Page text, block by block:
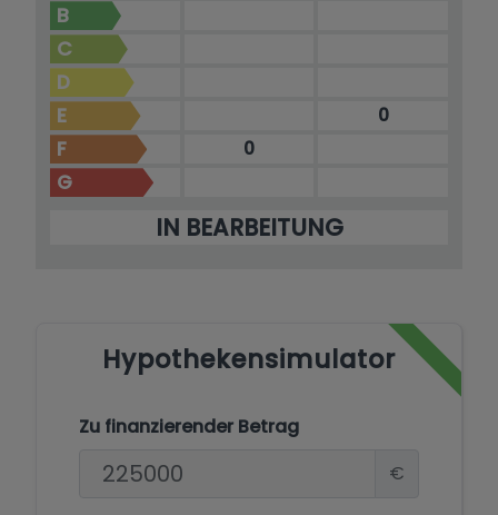
B
C
D
E
0
F 0
G
IN BEARBEITUNG
Hypothekensimulator
Zu finanzierender Betrag
€